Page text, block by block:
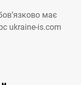
має
ukraine-is.com